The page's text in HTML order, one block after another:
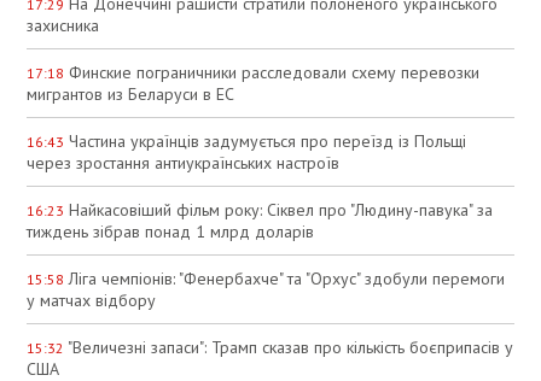
17:29
захисника
17:18 Финские пограничники расследовали схему перевозки
мигрантов из Беларуси в ЕС
16:43 Частина українців задумується про переїзд із Польщі
через зростання антиукраїнських настроїв
16:23 Найкасовіший фільм року: Сіквел про "Людину-павука" за
тиждень зібрав понад 1 млрд доларів
15:58 Ліга чемпіонів: "Фенербахче" та "Орхус" здобули перемоги
у матчах відбору
15:32 "Величезні запаси": Трамп сказав про кількість боєприпасів у
США